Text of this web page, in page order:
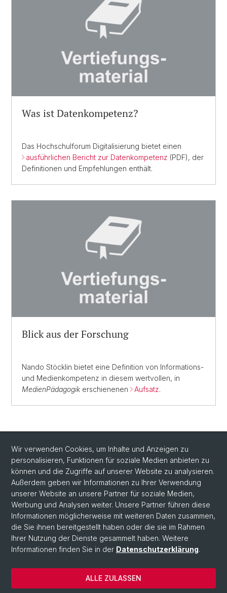
Was ist Daten­kompetenz?
Das Hochschulforum Digitalisierung bietet einen
ausführlichen Bericht zur Datenkompetenz (PDF), der
Definitionen und Empfehlungen enthält.
Blick aus der Forschung
Nando Stöcklin bietet eine Definition von Informations-
und Medienkompetenz in diesem wertvollen, in
MedienPädagogikerschienenen Aufsatz.
Gehen Sie zum nächsten Kompetenzbereich:
Informationsressourcen für Forschung, Entwicklung und
Innovation
Wir verwenden Cookies, um Inhalte und Anzeigen zu
personalisieren, Funktionen für soziale Medien anbieten zu
können und die Zugriffe auf unserer Website zu analysieren.
Außerdem geben wir Informationen zu Ihrer Verwendung
unserer Website an unsere Partner für soziale Medien,
Werbung und Analysen weiter. Unsere Partner führen diese
Informationen möglicherweise mit weiteren Daten zusammen,
die Sie ihnen bereitgestellt haben oder die sie im Rahmen
Ihrer Nutzung der Dienste gesammelt haben. Weitere
Informationen finden Sie in der Datenschutzerklärung.
ALLE ZULASSEN